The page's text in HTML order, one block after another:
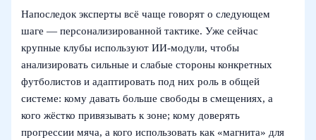
Напоследок эксперты всё чаще говорят о следующем
шаге — персонализированной тактике. Уже сейчас
крупные клубы используют ИИ‑модули, чтобы
анализировать сильные и слабые стороны конкретных
футболистов и адаптировать под них роль в общей
системе: кому давать больше свободы в смещениях, а
кого жёстко привязывать к зоне; кому доверять
прогрессии мяча, а кого использовать как «магнита» для